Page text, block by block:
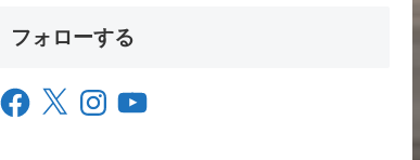
フォローする
Facebook
X InstagramYouTube